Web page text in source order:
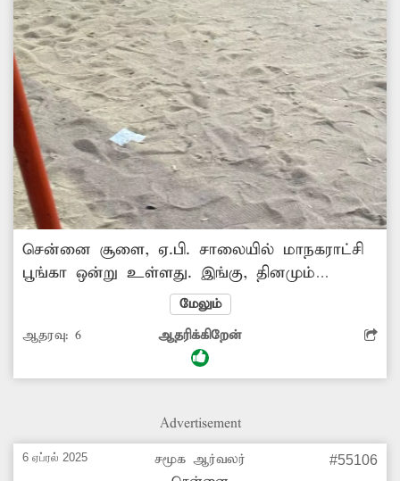
சென்னை சூளை, ஏ.பி. சாலையில் மாநகராட்சி
பூங்கா ஒன்று உள்ளது. இங்கு, தினமும்
ஏராளமான சிறுவர்கள், பெரியவர்கள் வந்து
செல்கின்றனர். ஆனால், பூங்காவில் உள்ள
விளையாட்டு உபகரணங்கள் சிதலமடைந்து,
பயன்படுத்த முடியாத நிலையில் உள்ளது.
சிரமத்திற்கு உள்ளாகின்றனர். எனவே
மாநகராட்சி அதிகாரிகள் உடனடியாக உடைந்த
விளையாட்டு உபகரணங்களை சரி செய்ய
மேலும்
ஆதரவு: 6 ஆதரிக்கிறேன்
Advertisement
6 ஏப்ரல் 2025
சமூக ஆர்வலர்
#55106